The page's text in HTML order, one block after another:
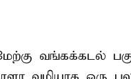
வங்கக்கடல்